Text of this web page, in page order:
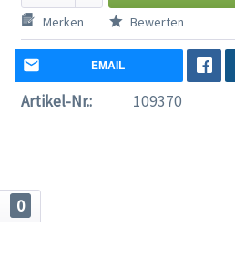
Merken Bewerten
EMAIL
Artikel-Nr.: 109370
0